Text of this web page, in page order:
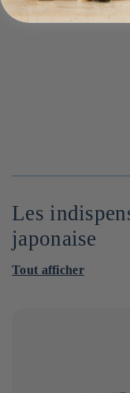
poisson ⋅ Futaba ⋅
Les
japonaise
Tout afficher